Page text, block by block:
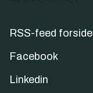
RSS-feed forside
Facebook
Linkedin